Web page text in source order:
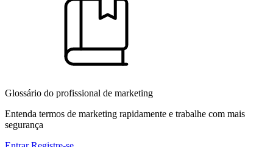
Glossário do profissional de marketing
Entenda termos de marketing rapidamente e trabalhe com mais
segurança